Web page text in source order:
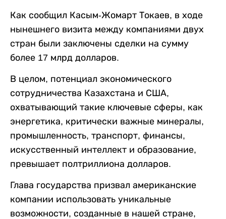
Как сообщил Касым-Жомарт Токаев, в ходе
нынешнего визита между компаниями двух
стран были заключены сделки на сумму
более 17 млрд долларов.
В целом, потенциал экономического
сотрудничества Казахстана и США,
охватывающий такие ключевые сферы, как
энергетика, критически важные минералы,
промышленность, транспорт, финансы,
искусственный интеллект и образование,
превышает полтриллиона долларов.
Глава государства призвал американские
компании использовать уникальные
возможности, созданные в нашей стране,